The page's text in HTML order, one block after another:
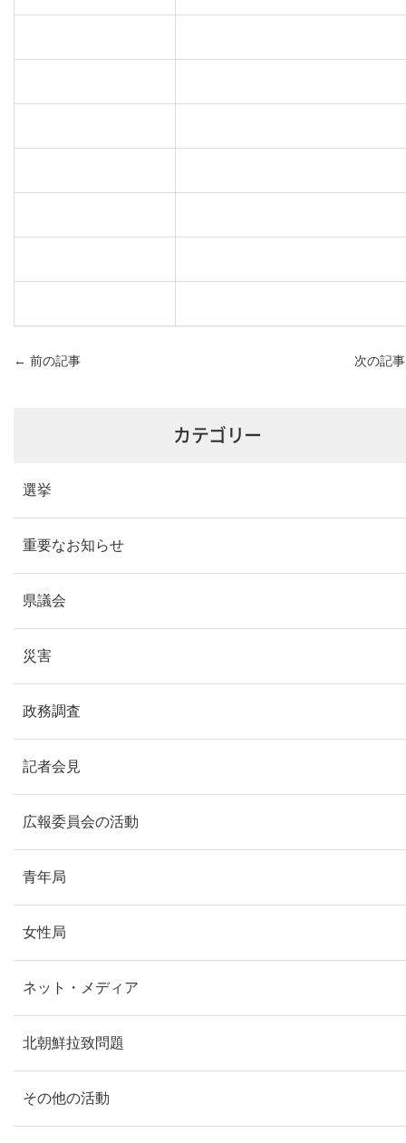
← 前の記事 次の記
カテゴリー
選挙
重要なお知らせ
県議会
災害
政務調査
記者会見
広報委員会の活動
青年局
女性局
ネット・メディア
北朝鮮拉致問題
その他の活動